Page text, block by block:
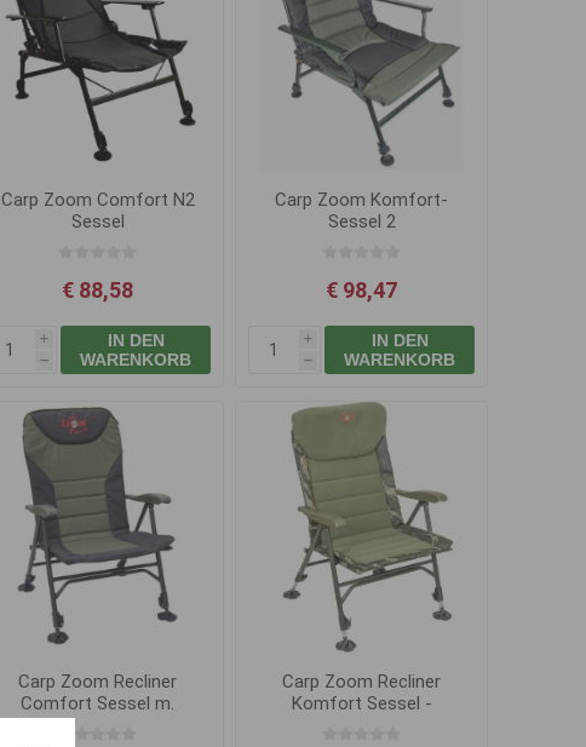
Carp Zoom Comfort N2
Sessel
€ 88,58
i
h
IN DEN
WARENKORB
Carp Zoom Komfort-
Sessel 2
€ 98,47
i
h
IN DEN
WARENKORB
Carp Zoom Recliner
Comfort Sessel m.
Armlehnen
Carp Zoom Recliner
Komfort Sessel -